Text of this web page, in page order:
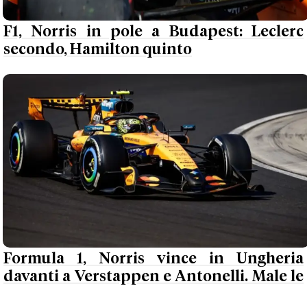
F1, Norris in pole a Budapest: Leclerc
secondo, Hamilton quinto
Formula 1, Norris vince in Ungheria
davanti a Verstappen e Antonelli. Male le